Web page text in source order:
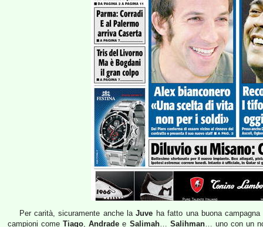
Per carità, sicuramente anche laJuve ha fatto una buona
campioni comeTiago,Andrade e Salimah… Salihman… uno con un